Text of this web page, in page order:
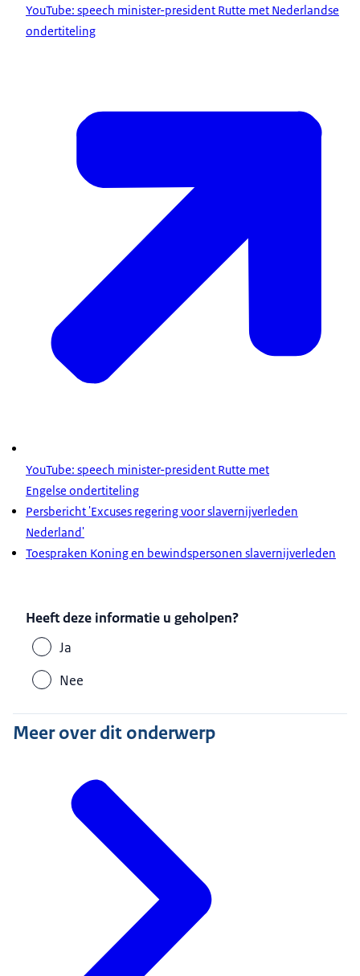
YouTube: speech minister-president Rutte met Nederlandse
ondertiteling
YouTube: speech minister-president Rutte met
Engelse ondertiteling
Persbericht 'Excuses regering voor slavernijverleden
Nederland'
Toespraken Koning en bewindspersonen slavernijverleden
Heeft deze informatie u geholpen?
Ja
Nee
Meer over dit onderwerp